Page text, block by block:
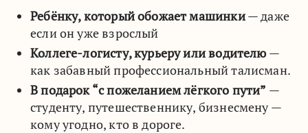
Ребёнку, который обожает машинки— даже
если он уже взрослый
Коллеге-логисту, курьеру или водителю—
как забавный профессиональный талисман.
В подарок “с пожеланием лёгкого пути” —
студенту, путешественнику, бизнесмену —
кому угодно, кто в дороге.